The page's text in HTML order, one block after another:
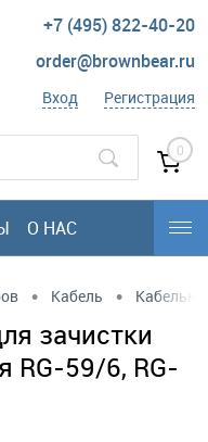
+7 (495) 822-40-20
order@brownbear.ru
Вход Регистрация
0
О НАС
• Кабель •
зачистки
RG-59/6, RG-